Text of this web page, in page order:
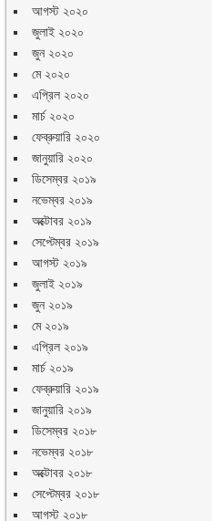
আগস্ট ২০২০
জুলাই ২০২০
জুন ২০২০
মে ২০২০
এপ্রিল ২০২০
মার্চ ২০২০
ফেব্রুয়ারি ২০২০
জানুয়ারি ২০২০
ডিসেম্বর ২০১৯
নভেম্বর ২০১৯
অক্টোবর ২০১৯
সেপ্টেম্বর ২০১৯
আগস্ট ২০১৯
জুলাই ২০১৯
জুন ২০১৯
মে ২০১৯
এপ্রিল ২০১৯
মার্চ ২০১৯
ফেব্রুয়ারি ২০১৯
জানুয়ারি ২০১৯
ডিসেম্বর ২০১৮
নভেম্বর ২০১৮
অক্টোবর ২০১৮
সেপ্টেম্বর ২০১৮
আগস্ট ২০১৮